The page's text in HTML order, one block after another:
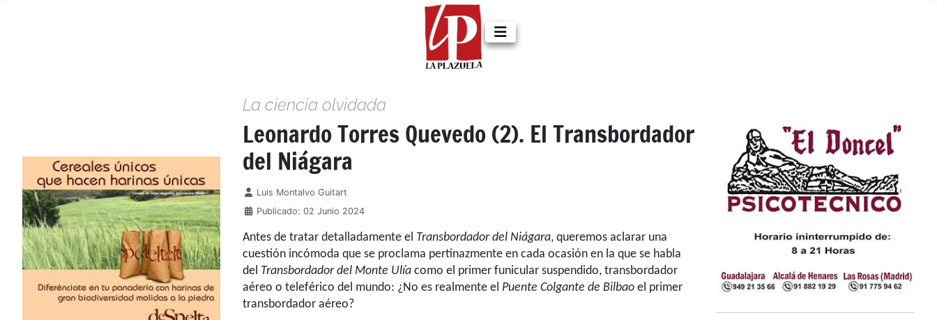
La ciencia olvidada
Leonardo Torres Quevedo (2). El Transbordador
del Niágara
Detalles
Luis Montalvo Guitart
Publicado: 02 Junio 2024
Antes de tratar detalladamente el Transbordador del Niágara, queremos aclarar una
cuestión incómoda que se proclama pertinazmente en cada ocasión en la que se habla
del Transbordador del Monte Ulía como el primer funicular suspendido, transbordador
aéreo o teleférico del mundo: ¿No es realmente el Puente Colgante de Bilbao el primer
transbordador aéreo?